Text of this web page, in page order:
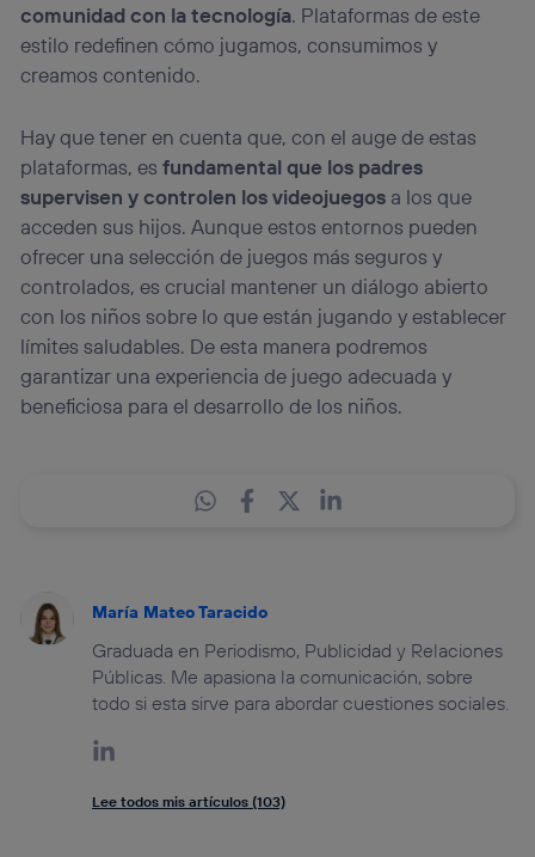
comunidad con la tecnología. Plataformas de este
estilo redefinen cómo jugamos, consumimos y
creamos contenido.
Hay que tener en cuenta que, con el auge de estas
plataformas, esfundamental que los padres
supervisen y controlen los videojuegos a los que
acceden sus hijos. Aunque estos entornos pueden
ofrecer una selección de juegos más seguros y
controlados, es crucial mantener un diálogo abierto
con los niños sobre lo que están jugando y establecer
límites saludables. De esta manera podremos
garantizar una experiencia de juego adecuada y
beneficiosa para el desarrollo de los niños.
María Mateo Taracido
Graduada en Periodismo, Publicidad y Relaciones
Públicas. Me apasiona la comunicación, sobre
todo si esta sirve para abordar cuestiones sociales.
Lee todos mis artículos (103)